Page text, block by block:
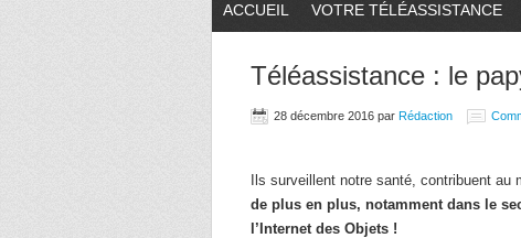
ACCUEIL VOTRE TÉLÉASSISTANCE
Téléassistance : le
28 décembre 2016 par Rédaction
Ils surveillent notre santé, contribuent au
de plus en plus, notamment dans le
l’Internet des Objets !